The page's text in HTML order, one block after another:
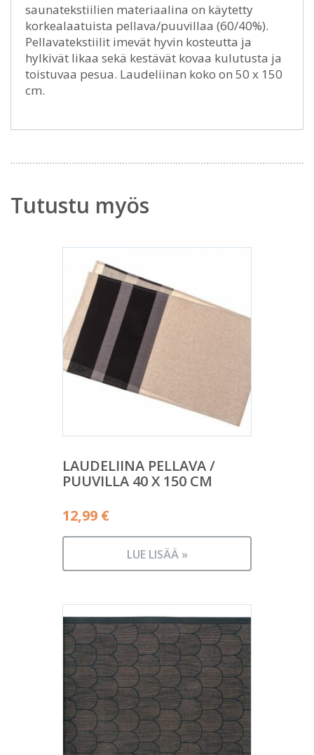
saunatekstiilien materiaalina on käytetty
korkealaatuista pellava/puuvillaa (60/40%).
Pellavatekstiilit imevät hyvin kosteutta ja
hylkivät likaa sekä kestävät kovaa kulutusta ja
toistuvaa pesua. Laudeliinan koko on 50 x 150
cm.
Tutustu myös
LAUDELIINA PELLAVA /
PUUVILLA 40 X 150 CM
12,99 €
LUE LISÄÄ »